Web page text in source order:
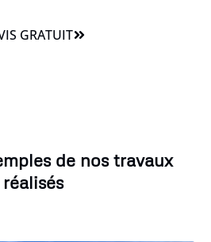
GRATUIT
de nos travaux
réalisés